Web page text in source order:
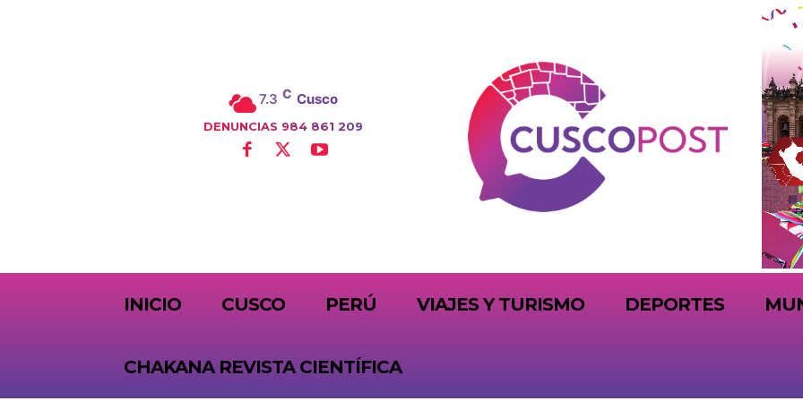
7.3 C Cusco
DENUNCIAS 984 861 209
INICIO CUSCO PERÚ VIAJES Y TURISMO DEPORTES
CHAKANA REVISTA CIENTÍFICA